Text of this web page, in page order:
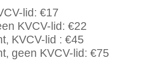
lid: €17
KVCV-lid: €22
KVCV-lid : €45
geen KVCV-lid: €75